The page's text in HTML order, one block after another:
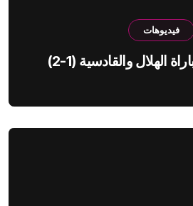
فيديوهات
بالفيديو | ملخص مباراة الهلال والقادسية (1-2)